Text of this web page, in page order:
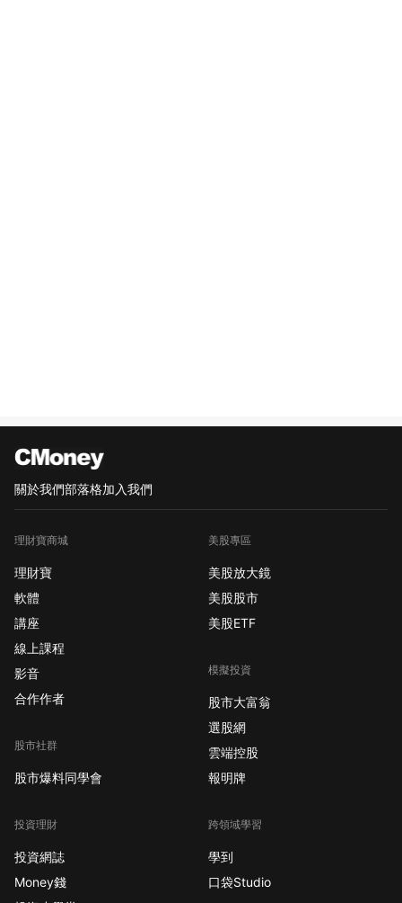
關於我們部落格加入我們
理財寶商城
理財寶
軟體
講座
線上課程
影音
合作作者
股市社群
股市爆料同學會
投資理財
投資網誌
Money錢
美股專區
美股放大鏡
美股股市
美股ETF
模擬投資
股市大富翁
選股網
雲端控股
報明牌
跨領域學習
學到
口袋Studio